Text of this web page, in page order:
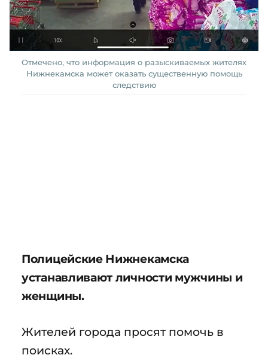
Отмечено, что информация о разыскиваемых жителях
Нижнекамска может оказать существенную помощь
следствию
Полицейские Нижнекамска
устанавливают личности мужчины и
женщины.
Жителей города просят помочь в
поисках.